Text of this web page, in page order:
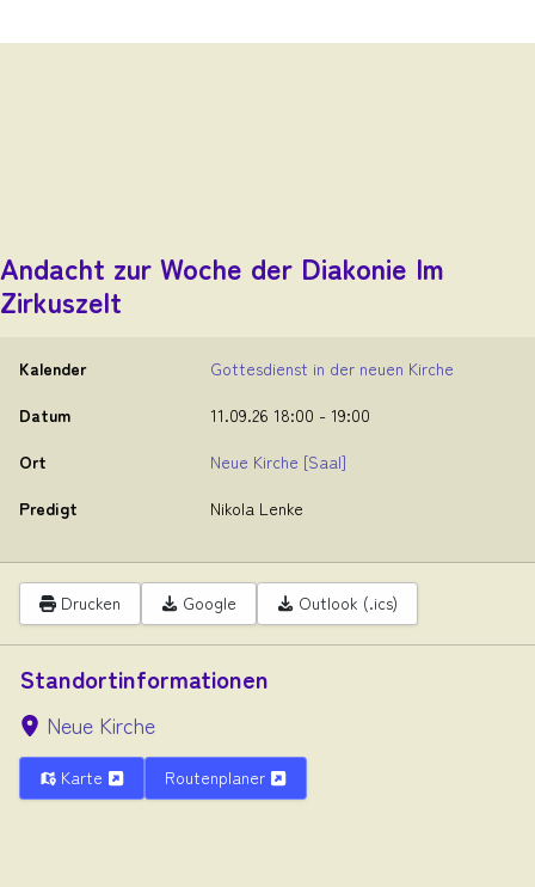
Andacht zur Woche der Diakonie Im
Zirkuszelt
Kalender
Gottesdienst in der neuen Kirche
Datum
11.09.26 18:00 - 19:00
Ort
Neue Kirche [Saal]
Predigt
Nikola Lenke
Drucken Google Outlook (.ics)
Standortinformationen
Neue Kirche
Karte Routenplaner